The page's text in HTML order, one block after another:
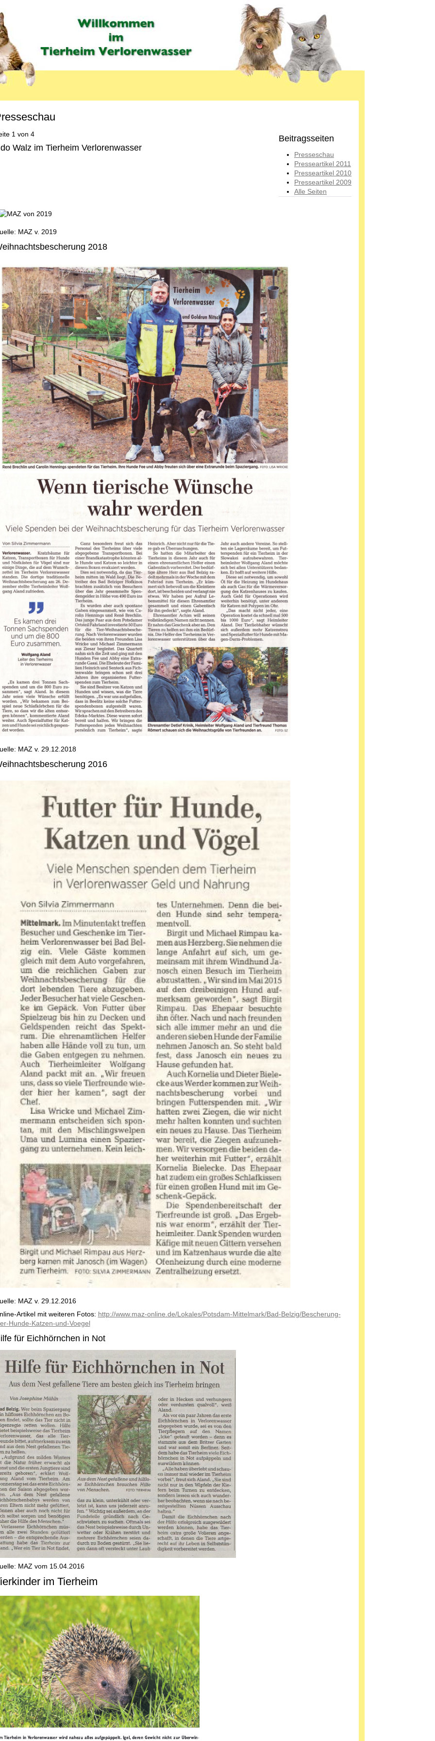
Beitragsseiten
Presseschau
Presseartikel 2011
Presseartikel 2010
Presseartikel 2009
Alle Seiten
1 von 4
Walz im Tierheim Verlorenwasser
MAZ v. 2019
2018
MAZ v. 29.12.2018
2016
MAZ v. 29.12.2016
Artikel mit weiteren Fotos: http://www.maz-online.de/Lokales/Potsdam-Mittelmark/Bad-Belzig/Bescherung-
Hunde-Katzen-und-Voegel
für Eichhörnchen in Not
MAZ vom 15.04.2016
im Tierheim